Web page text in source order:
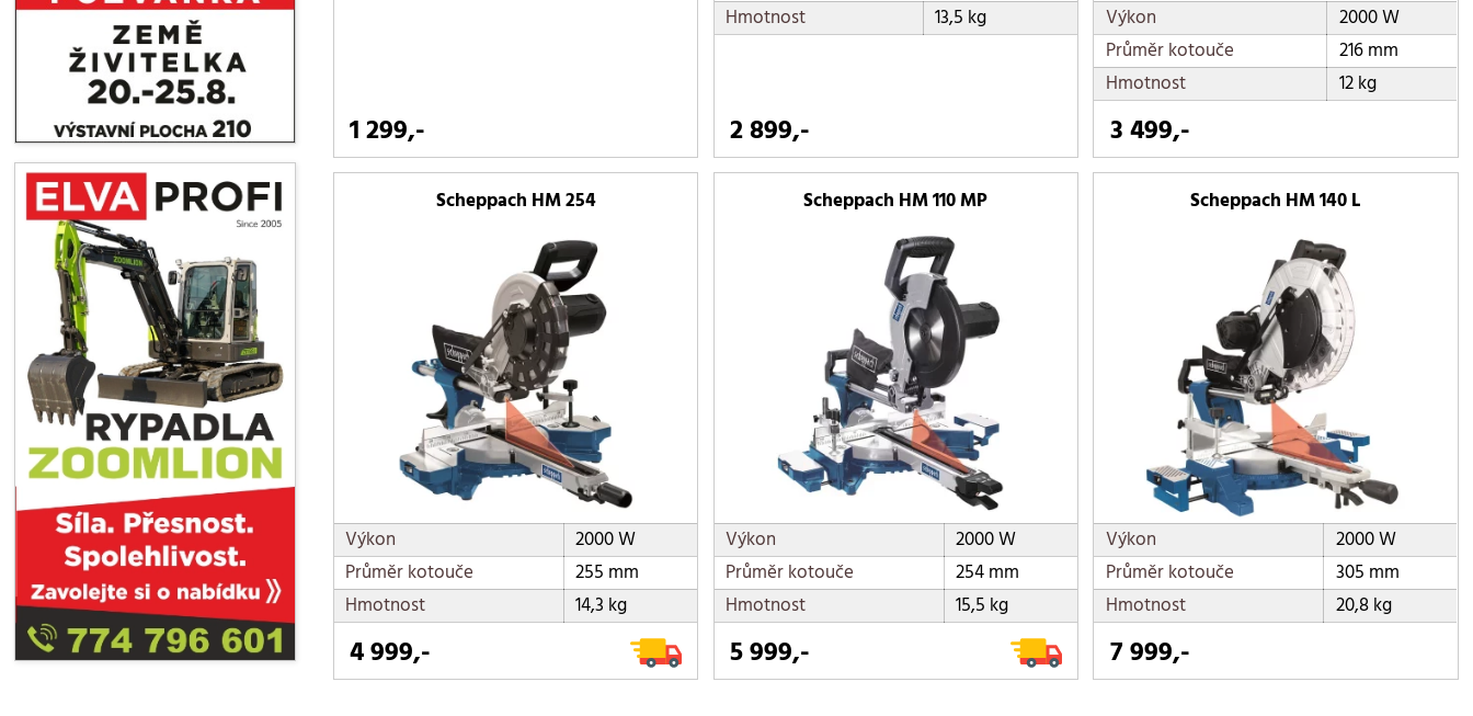
1 299,-
Hmotnost 13,5 kg
2 899,-
Výkon
2000 W
Průměr kotouče
216 mm
Hmotnost
12 kg
3 499,-
Scheppach HM 254
Výkon
2000 W
Průměr kotouče
255 mm
Hmotnost
14,3 kg
4 999,-
Scheppach HM 110 MP
Výkon
2000 W
Průměr kotouče
254 mm
Hmotnost
15,5 kg
5 999,-
Scheppach HM 140 L
Výkon
2000 W
Průměr kotouče
305 mm
Hmotnost
20,8 kg
7 999,-